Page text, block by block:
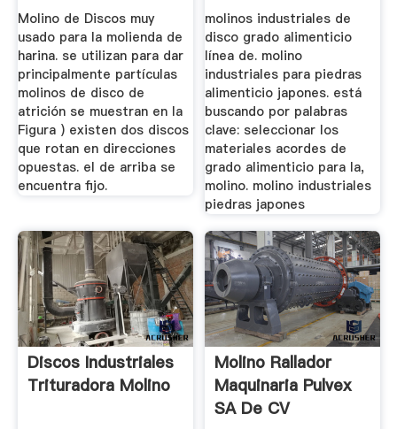
Molino de Discos muy
usado para la molienda de
harina. se utilizan para dar
principalmente partículas
molinos de disco de
atrición se muestran en la
Figura ) existen dos discos
que rotan en direcciones
opuestas. el de arriba se
encuentra fijo.
molinos industriales de
disco grado alimenticio
línea de. molino
industriales para piedras
alimenticio japones. está
buscando por palabras
clave: seleccionar los
materiales acordes de
grado alimenticio para la,
molino. molino industriales
piedras japones
Discos Industriales
Trituradora Molino
Molino Rallador
Maquinaria Pulvex
SA De CV